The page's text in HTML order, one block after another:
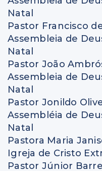
Natal
Pastor Francisco
Assembleia de
Natal
Pastor João
Assembleia de
Natal
Pastor Jonildo
Assembléia de
Natal
Pastora Maria
Igreja de Cristo
Pastor Júnior